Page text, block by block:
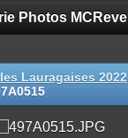
Photos MCRevel
Lauragaises 2022